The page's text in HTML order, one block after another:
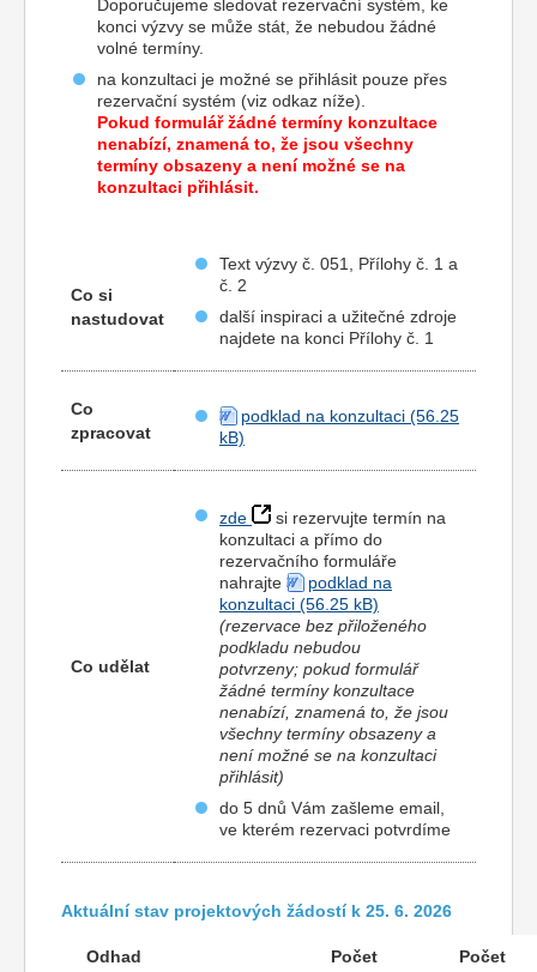
Doporučujeme sledovat rezervační systém, ke
konci výzvy se může stát, že nebudou žádné
volné termíny.
na konzultaci je možné se přihlásit pouze přes
rezervační systém (viz odkaz níže).
Pokud formulář žádné termíny konzultace
nenabízí, znamená to, že jsou všechny
termíny obsazeny a není možné se na
konzultaci přihlásit.
Co si
nastudovat
Text výzvy č. 051, Přílohy č. 1 a
č. 2
další inspiraci a užitečné zdroje
najdete na konci Přílohy č. 1
Co
zpracovat
podklad na konzultaci
Co udělat
zde
si rezervujte termín na
konzultaci a přímo do
rezervačního formuláře
nahrajte
podklad na
konzultaci
(rezervace bez přiloženého
podkladu nebudou
potvrzeny; pokud formulář
žádné termíny konzultace
nenabízí, znamená to, že jsou
všechny termíny obsazeny a
není možné se na konzultaci
přihlásit)
do 5 dnů Vám zašleme email,
ve kterém rezervaci potvrdíme
Aktuální stav projektových žádostí k 25. 6. 2026
Odhad
Počet
Počet